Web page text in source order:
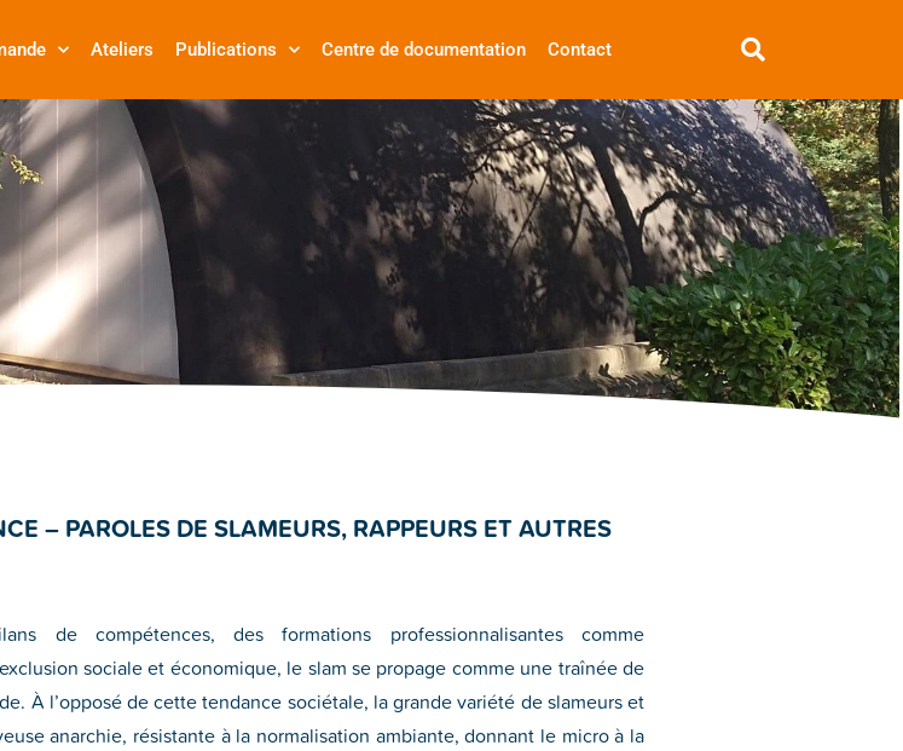
Ateliers Publications Centre de documentation Contact
– PAROLES DE SLAMEURS, RAPPEURS ET AUTRES
de compétences, des formations professionnalisantes comme
sociale et économique, le slam se propage comme une traînée de
À l’opposé de cette tendance sociétale, la grande variété de slameurs et
anarchie, résistante à la normalisation ambiante, donnant le micro à la